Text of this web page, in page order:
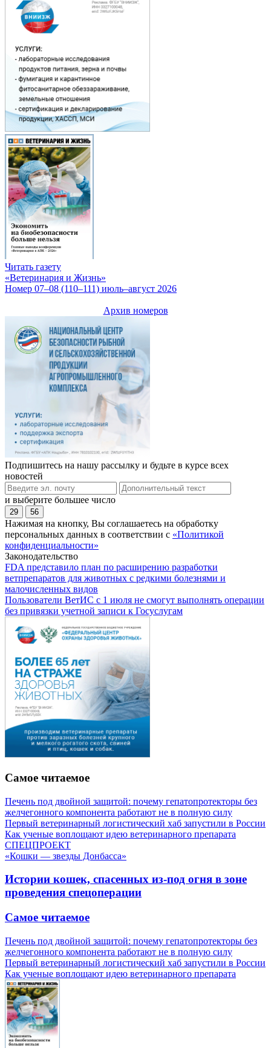
Читать газету
«Ветеринария и Жизнь»
Номер 07–08 (110–111) июль–август 2026
Архив номеров
Подпишитесь на нашу рассылку и будьте в курсе всех
новостей
и выберите большее число
29 56
Нажимая на кнопку, Вы соглашаетесь на обработку
персональных данных в соответствии с «Политикой
конфиденциальности»
Законодательство
FDA представило план по расширению разработки
ветпрепаратов для животных с редкими болезнями и
малочисленных видов
Пользователи ВетИС с 1 июля не смогут выполнять операции
без привязки учетной записи к Госуслугам
Самое читаемое
Печень под двойной защитой: почему гепатопротекторы без
желчегонного компонента работают не в полную силу
Первый ветеринарный логистический хаб запустили в России
Как ученые воплощают идею ветеринарного препарата
СПЕЦПРОЕКТ
«Кошки — звезды Донбасса»
Истории кошек, спасенных из-под огня в зоне
проведения спецоперации
Самое читаемое
Печень под двойной защитой: почему гепатопротекторы без
желчегонного компонента работают не в полную силу
Первый ветеринарный логистический хаб запустили в России
Как ученые воплощают идею ветеринарного препарата